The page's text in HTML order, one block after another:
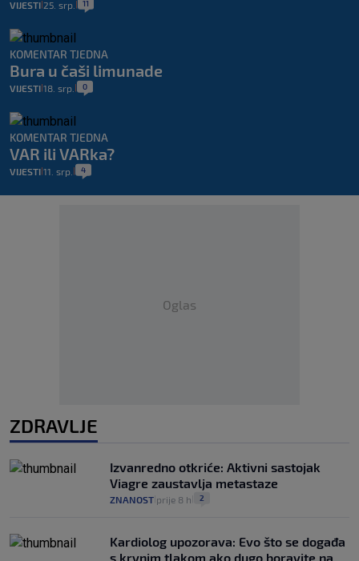
VIJESTI 25. srp. 11
KOMENTAR TJEDNA
Bura u čaši limunade
VIJESTI 18. srp. 0
KOMENTAR TJEDNA
VAR ili VARka?
VIJESTI 11. srp. 4
Oglas
ZDRAVLJE
Izvanredno otkriće: Aktivni sastojak
Viagre zaustavlja metastaze
ZNANOST prije 8 h 2
Kardiolog upozorava: Evo što se događa
s krvnim tlakom ako dugo boravite na